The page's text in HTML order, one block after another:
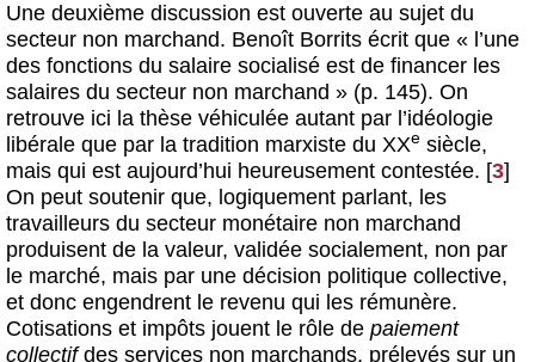
Une deuxième discussion est ouverte au sujet du
secteur non marchand. Benoît Borrits écrit que « l’une
des fonctions du salaire socialisé est de financer les
salaires du secteur non marchand » (p. 145). On
retrouve ici la thèse véhiculée autant par l’idéologie
libérale que par la tradition marxiste du XXe siècle,
mais qui est aujourd’hui heureusement contestée. [3]
On peut soutenir que, logiquement parlant, les
travailleurs du secteur monétaire non marchand
produisent de la valeur, validée socialement, non par
le marché, mais par une décision politique collective,
et donc engendrent le revenu qui les rémunère.
Cotisations et impôts jouent le rôle de paiement
collectifdes services non marchands, prélevés sur un